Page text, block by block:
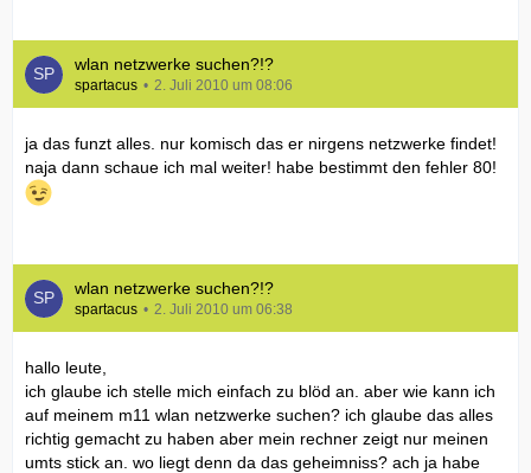
wlan netzwerke suchen?!?
spartacus 2. Juli 2010 um 08:06
ja das funzt alles. nur komisch das er nirgens netzwerke findet!
naja dann schaue ich mal weiter! habe bestimmt den fehler 80!
wlan netzwerke suchen?!?
spartacus 2. Juli 2010 um 06:38
hallo leute,
ich glaube ich stelle mich einfach zu blöd an. aber wie kann ich
auf meinem m11 wlan netzwerke suchen? ich glaube das alles
richtig gemacht zu haben aber mein rechner zeigt nur meinen
umts stick an. wo liegt denn da das geheimniss? ach ja habe